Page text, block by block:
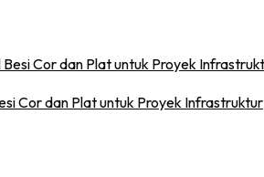
Cor dan Plat untuk Proyek Infrastruktur